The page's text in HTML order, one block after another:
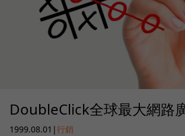
DoubleClick全球最大網路
1999.08.01 |行銷